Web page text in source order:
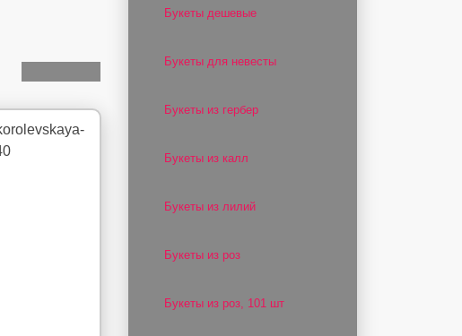
Букеты дешевые
Букеты для невесты
Букеты из гербер
Букеты из калл
Букеты из лилий
Букеты из роз
Букеты из роз, 101 шт